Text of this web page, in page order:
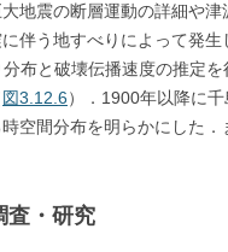
地震の断層運動の詳細や
伴う地すべりによって発
布と破壊伝播速度の推定
図3.12.6）．1900年以降に
空間分布を明らかにした
査・研究